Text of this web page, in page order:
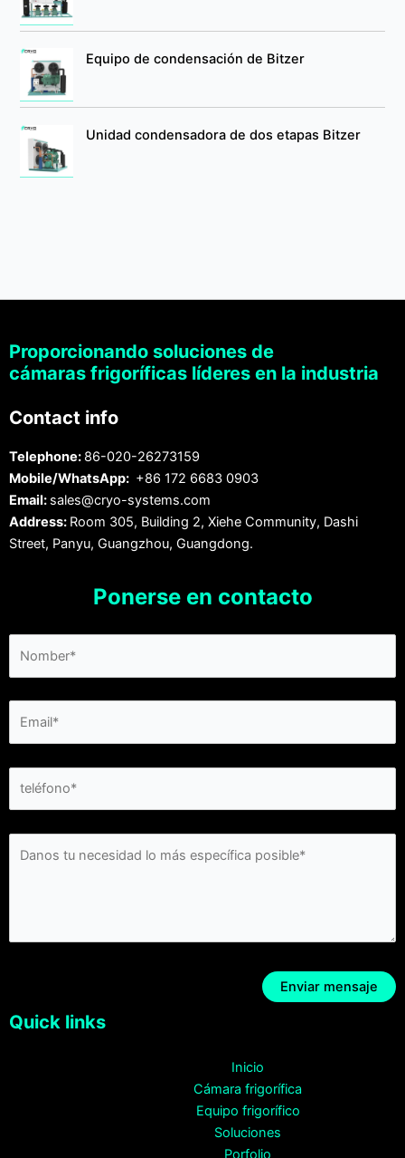
Equipo de condensación de Bitzer
Unidad condensadora de dos etapas Bitzer
Proporcionando soluciones de
cámaras frigoríficas líderes en la industria
Contact info
Telephone: 86-020-26273159
Mobile/WhatsApp: +86 172 6683 0903
Email: sales@cryo-systems.com
Address: Room 305, Building 2, Xiehe Community, Dashi
Street, Panyu, Guangzhou, Guangdong.
Ponerse en contacto
Quick links
Inicio
Cámara frigorífica
Equipo frigorífico
Soluciones
Porfolio